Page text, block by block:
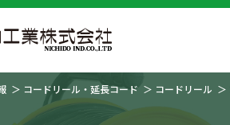
コードリール・延長コード コードリール